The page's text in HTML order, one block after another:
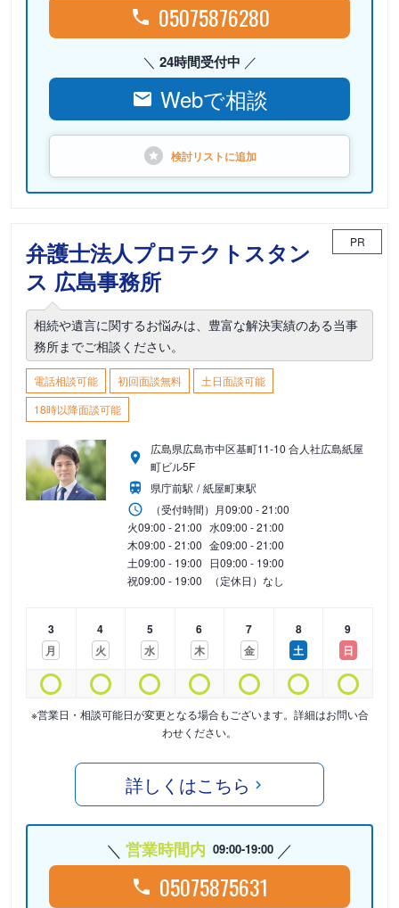
05075876280
24時間受付中
Webで相談
検討リストに追加
弁護士法人プロテクトスタン
ス 広島事務所
PR
相続や遺言に関するお悩みは、豊富な解決実績のある当事
務所までご相談ください。
電話相談可能 初回面談無料
土日面談可能
18時以降面談可能
広島県広島市中区基町11-10 合人社広島紙屋
町ビル5F
県庁前駅
紙屋町東駅
（受付時間） 月09:00 - 21:00
火09:00 - 21:00 水09:00 - 21:00
木09:00 - 21:00 金09:00 - 21:00
土09:00 - 19:00 日09:00 - 19:00
祝09:00 - 19:00 （定休日）なし
3
月
4
火
5
水
6
木
7
金
8
土
9
日
※営業日・相談可能日が変更となる場合もございます。詳細はお問い合
わせください。
詳しくはこちら
営業時間内 09:00-19:00
05075875631